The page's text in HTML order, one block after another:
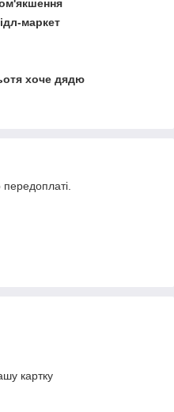
маркет
хоче дядю
передоплаті.
картку